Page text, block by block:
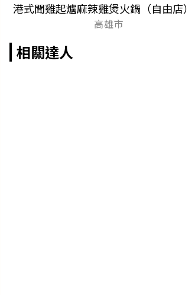
港式聞雞起爐麻辣雞煲火鍋（自由店）
高雄市
相關達人